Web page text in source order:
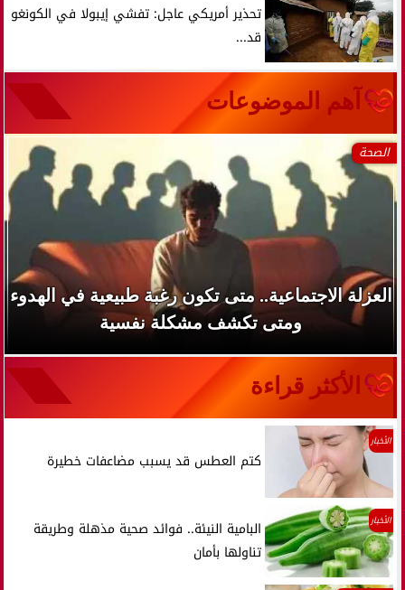
تحذير أمريكي عاجل: تفشي إيبولا في الكونغو
قد...
آهم الموضوعات
الصحة
العزلة الاجتماعية.. متى تكون رغبة طبيعية في الهدوء
ومتى تكشف مشكلة نفسية
الأكثر قراءة
الأخبار
كتم العطس قد يسبب مضاعفات خطيرة
الأخبار
البامية النيئة.. فوائد صحية مذهلة وطريقة
تناولها بأمان